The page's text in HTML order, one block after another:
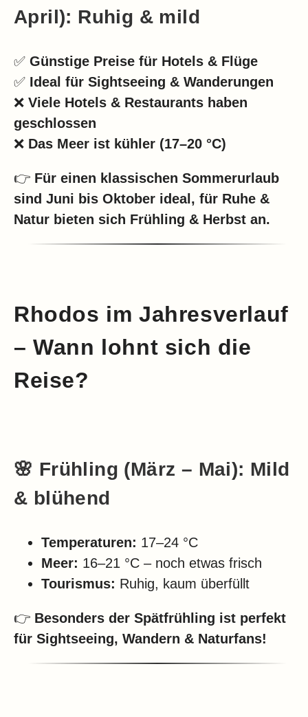
April): Ruhig & mild
✅ Günstige Preise für Hotels & Flüge
✅ Ideal für Sightseeing & Wanderungen
❌ Viele Hotels & Restaurants haben
geschlossen
❌ Das Meer ist kühler (17–20 °C)
👉 Für einen klassischen Sommerurlaub
sind Juni bis Oktober ideal, für Ruhe &
Natur bieten sich Frühling & Herbst an.
Rhodos im Jahresverlauf
– Wann lohnt sich die
Reise?
🌸 Frühling (März – Mai): Mild
& blühend
Temperaturen: 17–24 °C
Meer: 16–21 °C – noch etwas frisch
Tourismus: Ruhig, kaum überfüllt
👉 Besonders der Spätfrühling ist perfekt
für Sightseeing, Wandern & Naturfans!